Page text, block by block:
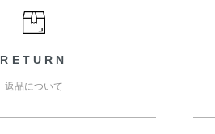
RETURN
返品について